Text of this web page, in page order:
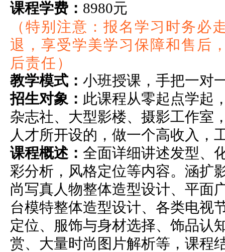
课程学费： 8980元
（特别注意：报名学习时务必
退，享受学美学习保障和售后
后责任）
教学模式： 小班授课，手把一对
招生对象 ： 此课程从零起点学起
杂志社、大型影楼、摄影工作室
人 才所开设的，做一个高收入，
课程概述 ： 全面详细讲述发型、
彩分析，风格定位等内容。涵扩
尚写真人物整体造型设计、平面
台模特整体造型设计、各类电视
定位、服饰与身材选择、饰品认
赏、大量时尚图片解析等，课程